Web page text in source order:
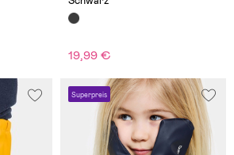
19,99 €
Superpreis